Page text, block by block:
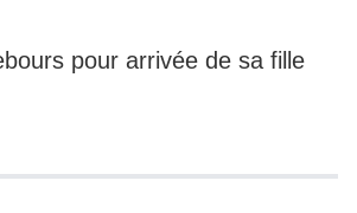
pour arrivée de sa fille